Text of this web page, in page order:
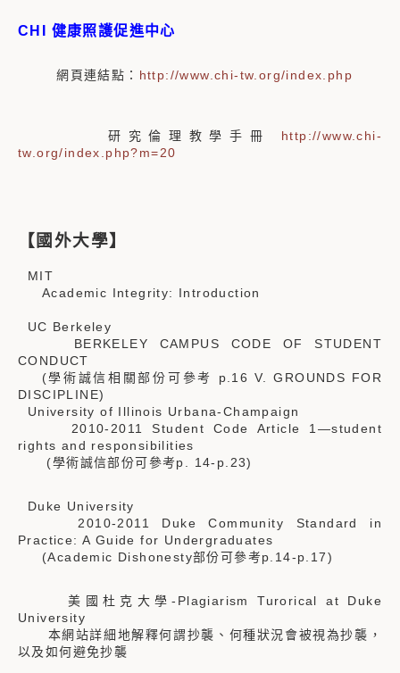
CHI 健康照護促進中心
網頁連結點： http://www.chi-tw.org/index.php
研究倫理教學手冊 http://www.chi-
tw.org/index.php?m=20
【國外大學】
MIT
Academic Integrity: Introduction
UC Berkeley
BERKELEY CAMPUS CODE OF STUDENT
CONDUCT
(學術誠信相關部份可參考 p.16 V. GROUNDS FOR
DISCIPLINE)
University of Illinois Urbana-Champaign
2010-2011 Student Code Article 1—student
rights and responsibilities
(學術誠信部份可參考p. 14-p.23)
Duke University
2010-2011 Duke Community Standard in
Practice: A Guide for Undergraduates
(Academic Dishonesty部份可參考p.14-p.17)
美國杜克大學-Plagiarism Turorical at Duke
University
本網站詳細地解釋何謂抄襲、何種狀況會被視為抄襲，
以及如何避免抄襲